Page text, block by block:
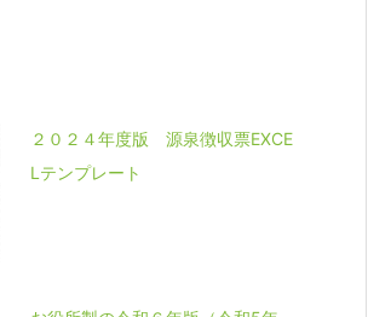
２０２４年度版 源泉徴収票EXCE
Lテンプレート